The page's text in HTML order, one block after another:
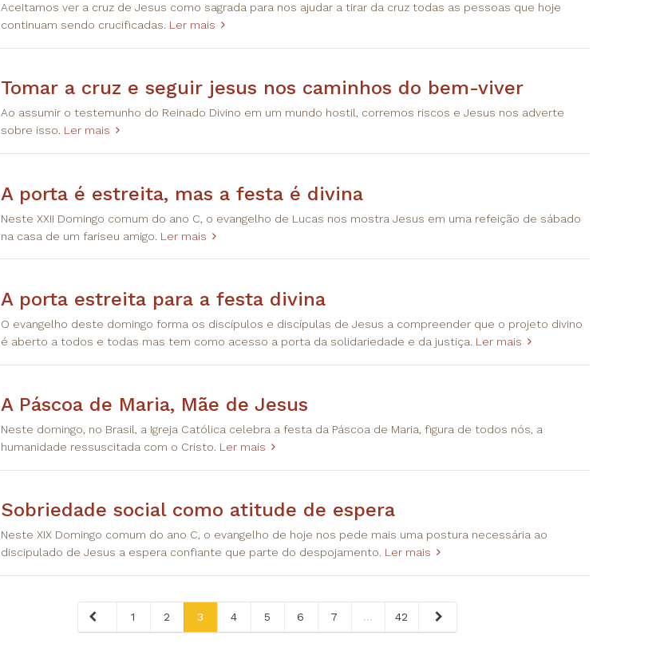
Aceitamos ver a cruz de Jesus como sagrada para nos ajudar a tirar da cruz todas as pessoas que hoje
continuam sendo crucificadas. Ler mais
Tomar a cruz e seguir jesus nos caminhos do bem-viver
Ao assumir o testemunho do Reinado Divino em um mundo hostil, corremos riscos e Jesus nos adverte
sobre isso. Ler mais
A porta é estreita, mas a festa é divina
Neste XXII Domingo comum do ano C, o evangelho de Lucas nos mostra Jesus em uma refeição de sábado
na casa de um fariseu amigo. Ler mais
A porta estreita para a festa divina
O evangelho deste domingo forma os discípulos e discípulas de Jesus a compreender que o projeto divino
é aberto a todos e todas mas tem como acesso a porta da solidariedade e da justiça. Ler mais
A Páscoa de Maria, Mãe de Jesus
Neste domingo, no Brasil, a Igreja Católica celebra a festa da Páscoa de Maria, figura de todos nós, a
humanidade ressuscitada com o Cristo. Ler mais
Sobriedade social como atitude de espera
Neste XIX Domingo comum do ano C, o evangelho de hoje nos pede mais uma postura necessária ao
discipulado de Jesus a espera confiante que parte do despojamento. Ler mais
1 2 3 4 5 6 7 ... 42